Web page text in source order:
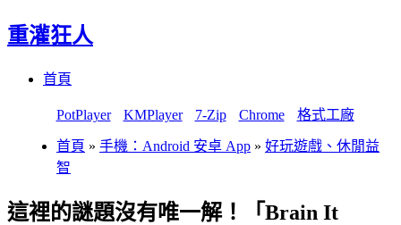
重灌狂人
首頁
PotPlayer KMPlayer 7-Zip Chrome 格式工廠
首頁 » 手機：Android 安卓 App » 好玩遊戲、休閒益
智
這裡的謎題沒有唯一解！「Brain It